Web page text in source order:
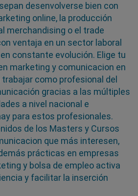
desenvolverse bien con
online, la producción
merchandising o el trade
ventaja en un sector laboral
constante evolución. Elige tu
marketing y comunicacion en
como profesional del
gracias a las múltiples
a nivel nacional e
para estos profesionales.
de los Masters y Cursos
que más interesen,
prácticas en empresas
y bolsa de empleo activa
y facilitar la inserción